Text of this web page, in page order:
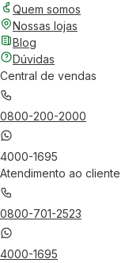
Quem somos
Nossas lojas
Blog
Dúvidas
Central de vendas
0800-200-2000
4000-1695
Atendimento ao cliente
0800-701-2523
4000-1695